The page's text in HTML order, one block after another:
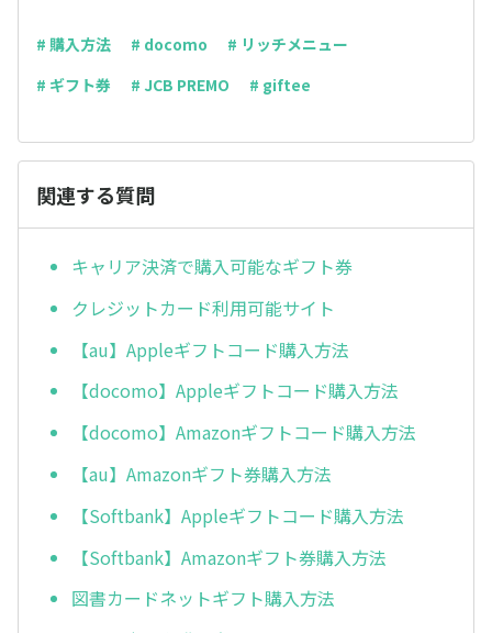
# 購入方法 # docomo
# リッチメニュー
# ギフト券
# JCB PREMO # giftee
関連する質問
キャリア決済で購入可能なギフト券
クレジットカード利用可能サイト
【au】Appleギフトコード購入方法
【docomo】Appleギフトコード購入方法
【docomo】Amazonギフトコード購入方法
【au】Amazonギフト券購入方法
【Softbank】Appleギフトコード購入方法
【Softbank】Amazonギフト券購入方法
図書カードネットギフト購入方法